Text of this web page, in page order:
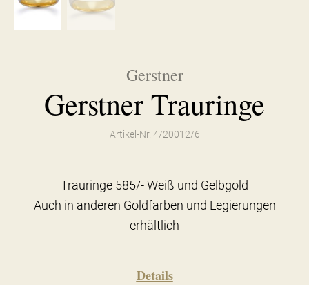
Gerstner
Gerstner Trauringe
Artikel-Nr. 4/20012/6
Trauringe 585/- Weiß und Gelbgold
Auch in anderen Goldfarben und Legierungen
erhältlich
Details